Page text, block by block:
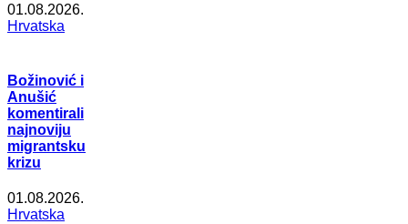
01.08.2026.
Hrvatska
Božinović i
Anušić
komentirali
najnoviju
migrantsku
krizu
01.08.2026.
Hrvatska